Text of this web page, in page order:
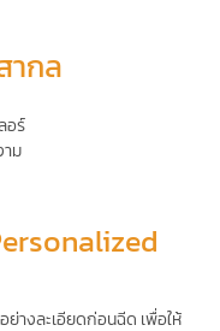
ากล
อร์
ม
ย่างละเอียดก่อนฉีด เพื่อให้